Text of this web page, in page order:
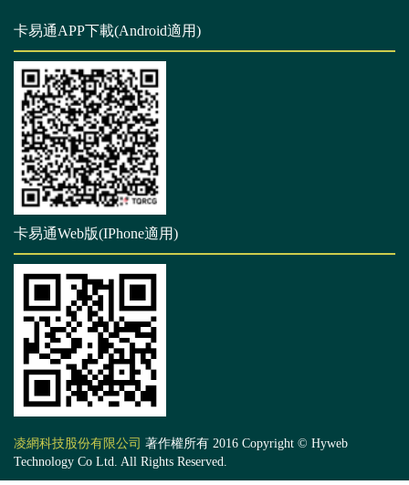
卡易通APP下載(Android適用)
卡易通Web版(IPhone適用)
凌網科技股份有限公司 著作權所有 2016 Copyright © Hyweb
Technology Co Ltd. All Rights Reserved.